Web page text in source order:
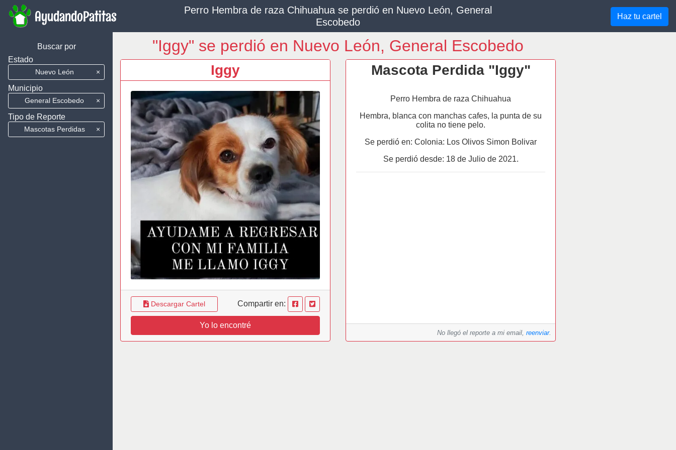
AyudandoPatitas
Perro Hembra de raza Chihuahua se perdió en Nuevo León, General
Escobedo
Haz tu cartel
Buscar por
Estado
Nuevo León ×
Municipio
General Escobedo ×
Tipo de Reporte
Mascotas Perdidas ×
"Iggy" se perdió en Nuevo León, General Escobedo
Iggy
Descargar Cartel Compartir en:
Yo lo encontré
Mascota Perdida "Iggy"
Perro Hembra de raza Chihuahua
Hembra, blanca con manchas cafes, la punta de su
colita no tiene pelo.
Se perdió en: Colonia: Los Olivos Simon Bolivar
Se perdió desde: 18 de Julio de 2021.
No llegó el reporte a mi email, reenviar.